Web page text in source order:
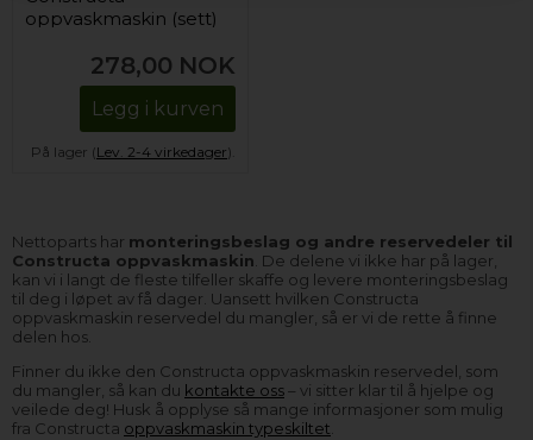
oppvaskmaskin (sett)
278,00 NOK
Legg i kurven
På lager (Lev. 2-4 virkedager).
Nettoparts har monteringsbeslag og andre reservedeler til
Constructa oppvaskmaskin. De delene vi ikke har på lager,
kan vi i langt de fleste tilfeller skaffe og levere monteringsbeslag
til deg i løpet av få dager. Uansett hvilken Constructa
oppvaskmaskin reservedel du mangler, så er vi de rette å finne
delen hos.
Finner du ikke den Constructa oppvaskmaskin reservedel, som
du mangler, så kan du kontakte oss– vi sitter klar til å hjelpe og
veilede deg! Husk å opplyse så mange informasjoner som mulig
fra Constructa oppvaskmaskin typeskiltet.